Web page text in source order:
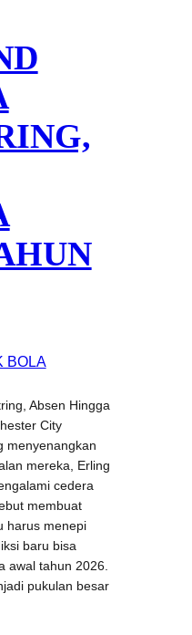
BOLA
Absen Hingga
City
menyenangkan
mereka, Erling
cedera
membuat
harus menepi
baru bisa
awal tahun 2026.
pukulan besar